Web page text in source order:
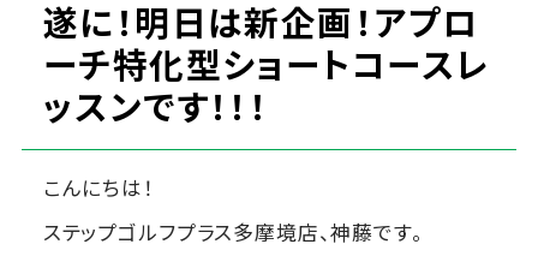
遂に！明日は新企画！アプロ
ーチ特化型ショートコースレ
ッスンです！！！
こんにちは！
ステップゴルフプラス多摩境店、神藤です。